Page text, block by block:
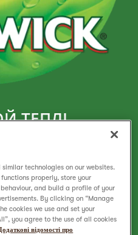
ТЕПЛІ
1 чашка чаю
БІЛЬШЕ
technologies on our websites.
properly, store your
and build a profile of your
By clicking on “Manage
cookies we use and set your
you agree to the use of all cookies
відомості про